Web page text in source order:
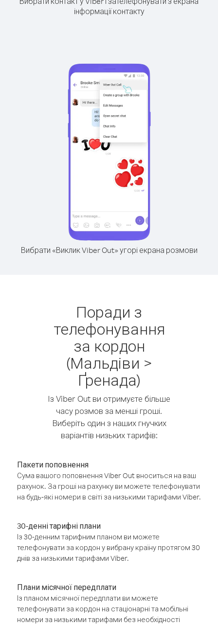
інформації контакту
Вибрати «Виклик Viber Out» угорі екрана розмови
Поради з
телефонування
за кордон
(Мальдіви >
Ґренада)
Із Viber Out ви отримуєте більше
часу розмов за менші гроші.
Виберіть один з наших гнучких
варіантів низьких тарифів:
Пакети поповнення
Сума вашого поповнення Viber Out вноситься на ваш
рахунок. За гроші на рахунку ви можете телефонувати
на будь-які номери в світі за низькими тарифами Viber.
30-денні тарифні плани
Із 30-денним тарифним планом ви можете
телефонувати за кордон у вибрану країну протягом 30
днів за низькими тарифами Viber.
Плани місячної передплати
Із планом місячної передплати ви можете
телефонувати за кордон на стаціонарні та мобільні
номери за низькими тарифами без необхідності